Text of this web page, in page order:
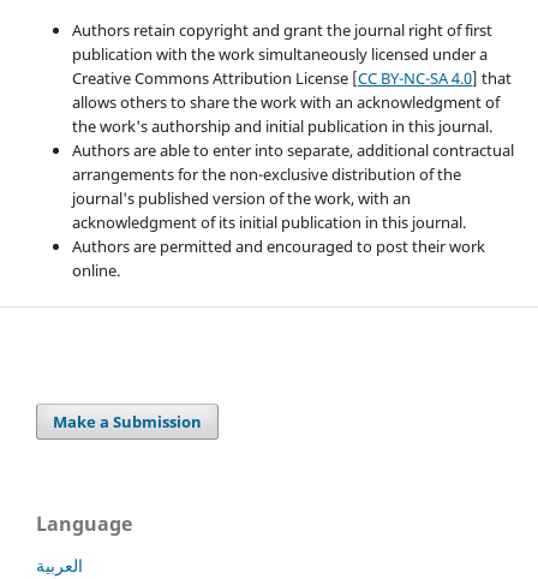
Authors retain copyright and grant the journal right of first
publication with the work simultaneously licensed under a
Creative Commons Attribution License [CC BY-NC-SA 4.0] that
allows others to share the work with an acknowledgment of
the work's authorship and initial publication in this journal.
Authors are able to enter into separate, additional contractual
arrangements for the non-exclusive distribution of the
journal's published version of the work, with an
acknowledgment of its initial publication in this journal.
Authors are permitted and encouraged to post their work
online.
Make a Submission
Language
العربية